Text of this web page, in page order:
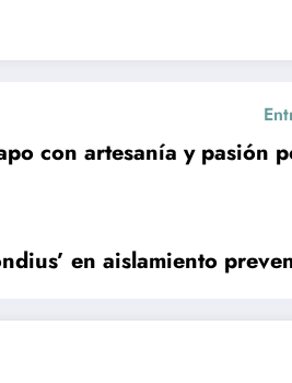
con artesanía y pasión
en aislamiento